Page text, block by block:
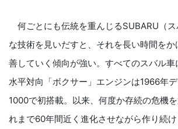
何ごとにも伝統を重んじるSUBARU（
な技術を見いだすと、それを長い時間を
善していく傾向が強い。すべてのスバル車
水平対向「ボクサー」エンジンは1966年
1000で初搭載。以来、何度か存続の危機
れまで60年間近く進化させながら作り続け